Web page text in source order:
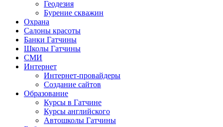
Геодезия
Бурение скважин
Охрана
Салоны красоты
Банки Гатчины
Школы Гатчины
СМИ
Интернет
Интернет-провайдеры
Создание сайтов
Образование
Курсы в Гатчине
Курсы английского
Автошколы Гатчины